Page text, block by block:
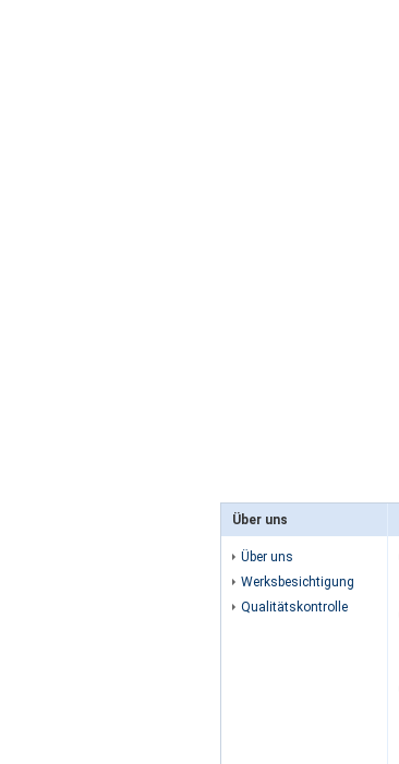
Über uns
Über uns
Werksbesichtigung
Qualitätskontrolle